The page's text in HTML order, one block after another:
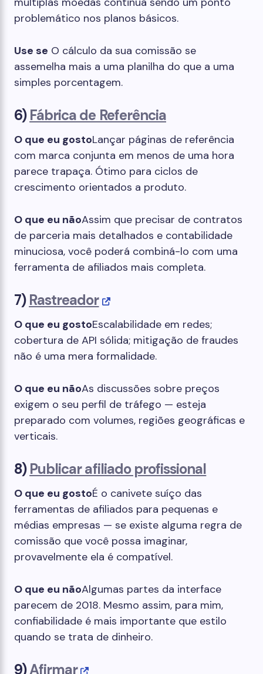
problemático nos planos básicos.
Use se O cálculo da sua comissão se
assemelha mais a uma planilha do que a uma
simples porcentagem.
6)Fábrica de Referência
O que eu gostoLançar páginas de referência
com marca conjunta em menos de uma hora
parece trapaça. Ótimo para ciclos de
crescimento orientados a produto.
O que eu nãoAssim que precisar de contratos
de parceria mais detalhados e contabilidade
minuciosa, você poderá combiná-lo com uma
ferramenta de afiliados mais completa.
7)Rastreador
O que eu gostoEscalabilidade em redes;
cobertura de API sólida; mitigação de fraudes
não é uma mera formalidade.
O que eu nãoAs discussões sobre preços
exigem o seu perfil de tráfego — esteja
preparado com volumes, regiões geográficas e
verticais.
8)Publicar afiliado profissional
O que eu gostoÉ o canivete suíço das
ferramentas de afiliados para pequenas e
médias empresas — se existe alguma regra de
comissão que você possa imaginar,
provavelmente ela é compatível.
O que eu nãoAlgumas partes da interface
parecem de 2018. Mesmo assim, para mim,
confiabilidade é mais importante que estilo
quando se trata de dinheiro.
9)Afirmar